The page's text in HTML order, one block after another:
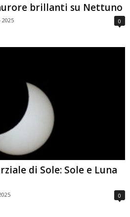
brillanti su Nettuno
2025 0
di Sole: Sole e Luna
0